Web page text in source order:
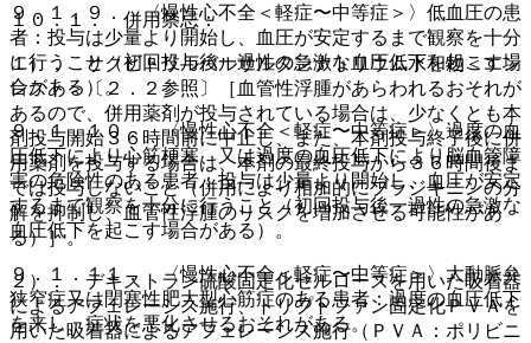
１０．１． 併用禁忌：
１）． サクビトリルバルサルタンナトリウム水和物＜エン
レスト＞〔２．２参照〕［血管性浮腫があらわれるおそれが
あるので、併用薬剤が投与されている場合は、少なくとも本
剤投与開始３６時間前に中止し、また、本剤投与終了後に併
用薬剤を投与する場合は、本剤の最終投与から３６時間後ま
では投与しないこと（併用により相加的にブラジキニンの分
解を抑制し、血管性浮腫のリスクを増加させる可能性があ
る）］。
２）． デキストラン硫酸固定化セルロースを用いた吸着器
によるアフェレーシス施行、トリプトファン固定化ＰＶＡを
用いた吸着器によるアフェレーシス施行（ＰＶＡ：ポリビニ
９．１．９． 〈慢性心不全＜軽症〜中等症＞〉低血圧の患
者：投与は少量より開始し、血圧が安定するまで観察を十分
に行うこと（初回投与後一過性の急激な血圧低下を起こす場
合がある）。
９．１．１０． 〈慢性心不全＜軽症〜中等症＞〉過度の血
圧低下により心筋梗塞、又は過度の血圧低下により脳血管障
害の危険性のある患者：投与は少量より開始し、血圧が安定
するまで観察を十分に行うこと（初回投与後一過性の急激な
血圧低下を起こす場合がある）。
９．１．１１． 〈慢性心不全＜軽症〜中等症＞〉大動脈弁
狭窄症又は閉塞性肥大型心筋症のある患者：過度の血圧低下
を来し、症状を悪化させるおそれがある。